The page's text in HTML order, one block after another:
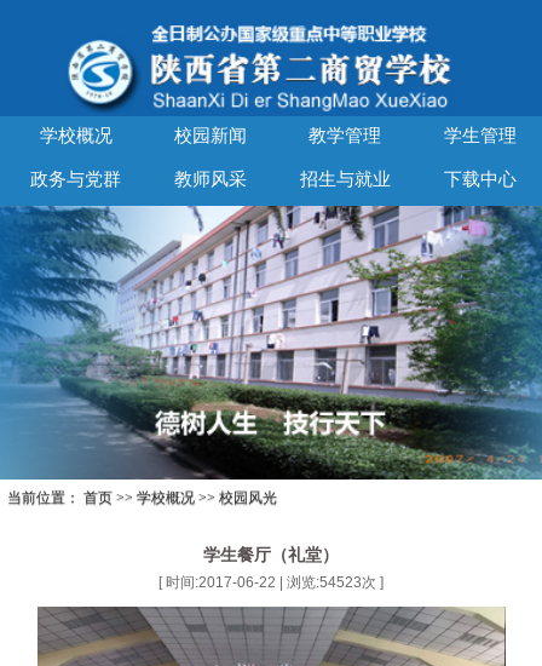
学校概况 校园新闻 教学管理 学生管理
政务与党群 教师风采 招生与就业 下载中心
当前位置： 首页 >> 学校概况 >> 校园风光
学生餐厅（礼堂）
[ 时间:2017-06-22 | 浏览:54523次 ]